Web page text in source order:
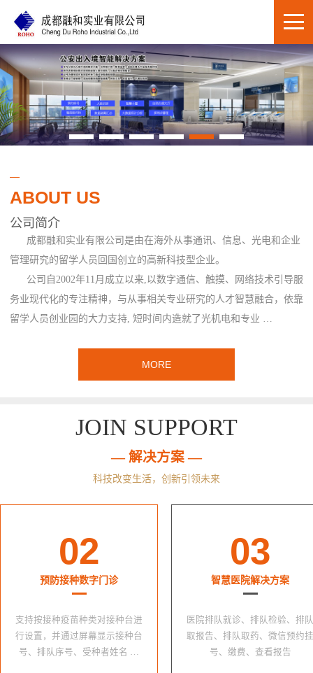
ABOUT US
公司简介
成都融和实业有限公司是由在海外从事通讯、信息、光电和企业
管理研究的留学人员回国创立的高新科技型企业。
公司自2002年11月成立以来,以数字通信、触摸、网络技术引导服
务业现代化的专注精神，与从事相关专业研究的人才智慧融合，依靠
留学人员创业园的大力支持, 短时间内造就了光机电和专业 …
MORE
JOIN SUPPORT
— 解决方案 —
科技改变生活，创新引领未来
02
预防接种数字门诊
支持按接种疫苗种类对接种台进
行设置，并通过屏幕显示接种台
号、排队序号、受种者姓名 …
03
智慧医院解决方案
医院排队就诊、排队检验、排队
取报告、排队取药、微信预约挂
号、缴费、查看报告